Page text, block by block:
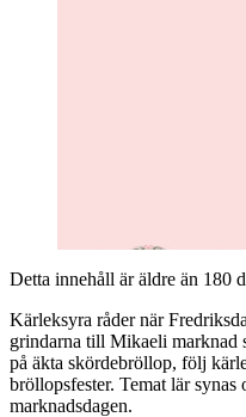
Detta innehåll är äldre än 180
Kärleksyra råder när
grindarna till Mikaeli marknad
på äkta skördebröllop, följ
bröllopsfester. Temat lär synas
marknadsdagen.